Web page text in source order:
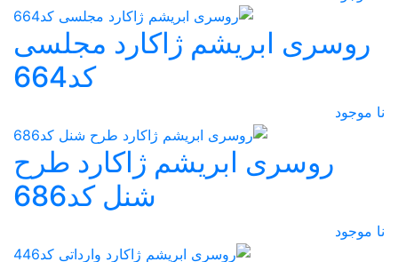
روسری ابریشم ژاکارد مجلسی
کد664
نا موجود
روسری ابریشم ژاکارد طرح
شنل کد686
نا موجود